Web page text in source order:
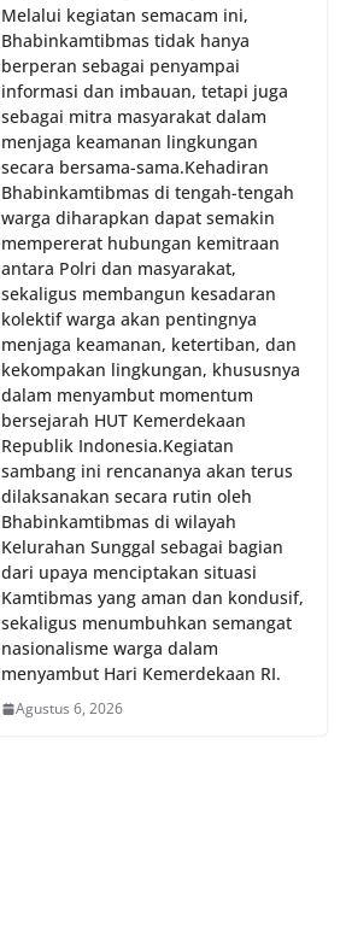
Melalui kegiatan semacam ini,
Bhabinkamtibmas tidak hanya
berperan sebagai penyampai
informasi dan imbauan, tetapi juga
sebagai mitra masyarakat dalam
menjaga keamanan lingkungan
secara bersama-sama.‎‎Kehadiran
Bhabinkamtibmas di tengah-tengah
warga diharapkan dapat semakin
mempererat hubungan kemitraan
antara Polri dan masyarakat,
sekaligus membangun kesadaran
kolektif warga akan pentingnya
menjaga keamanan, ketertiban, dan
kekompakan lingkungan, khususnya
dalam menyambut momentum
bersejarah HUT Kemerdekaan
Republik Indonesia.‎Kegiatan
sambang ini rencananya akan terus
dilaksanakan secara rutin oleh
Bhabinkamtibmas di wilayah
Kelurahan Sunggal sebagai bagian
dari upaya menciptakan situasi
Kamtibmas yang aman dan kondusif,
sekaligus menumbuhkan semangat
nasionalisme warga dalam
menyambut Hari Kemerdekaan RI.
Agustus 6, 2026